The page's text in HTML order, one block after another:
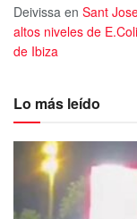
Deivissa en Sant
altos niveles de
de Ibiza
Lo más leído